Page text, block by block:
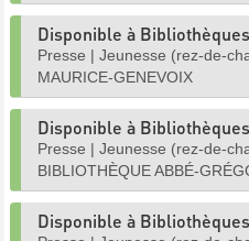
Disponible à
Presse | Jeunesse (rez-de-
MAURICE-GENEVOIX
Disponible à
Presse | Jeunesse (rez-de-
BIBLIOTHÈQUE ABBÉ-
Disponible à